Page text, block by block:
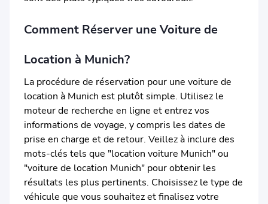
Comment Réserver une Voiture de
Location à Munich?
La procédure de réservation pour une voiture de
location à Munich est plutôt simple. Utilisez le
moteur de recherche en ligne et entrez vos
informations de voyage, y compris les dates de
prise en charge et de retour. Veillez à inclure des
mots-clés tels que "location voiture Munich" ou
"voiture de location Munich" pour obtenir les
résultats les plus pertinents. Choisissez le type de
véhicule que vous souhaitez et finalisez votre